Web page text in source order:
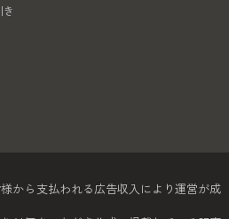
から支払われる広告収入により運営が成